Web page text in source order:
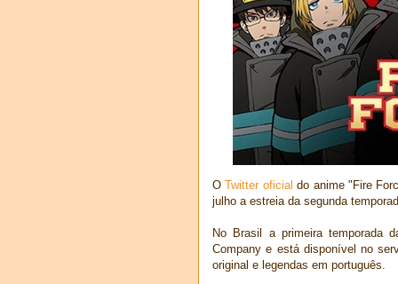
OTwitter oficial do anime "Fire
julho a estreia da segunda
No Brasil a primeira temporada
Company e está disponível no
original e legendas em português.